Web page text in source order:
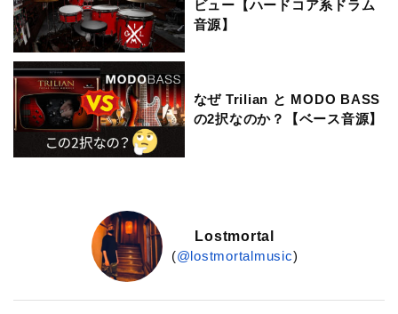
ビュー【ハードコア系ドラム
音源】
なぜ Trilian と MODO BASS
の2択なのか？【ベース音源】
Lostmortal
(@lostmortalmusic)